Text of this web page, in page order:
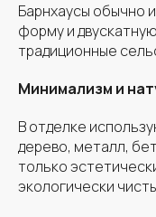
Барнхаусы обычно
форму и
традиционные
Минимализм и
В отделке
дерево, металл,
только
экологически